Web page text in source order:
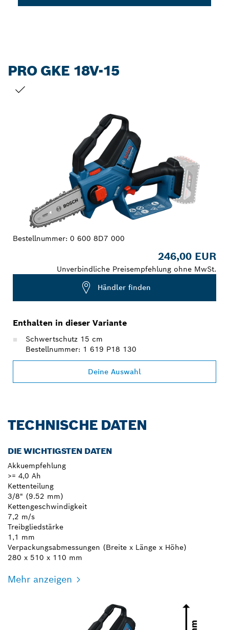
PRO GKE 18V-15
Bestellnummer: 0 600 8D7 000
246,00 EUR
Unverbindliche Preisempfehlung ohne MwSt.
Händler finden
Enthalten in dieser Variante
Schwertschutz 15 cm
Bestellnummer: 1 619 P18 130
Deine Auswahl
TECHNISCHE DATEN
DIE WICHTIGSTEN DATEN
Akkuempfehlung
>= 4,0 Ah
Kettenteilung
3/8" (9.52 mm)
Kettengeschwindigkeit
7,2 m/s
Treibgliedstärke
1,1 mm
Verpackungsabmessungen (Breite x Länge x Höhe)
280 x 510 x 110 mm
Mehr anzeigen